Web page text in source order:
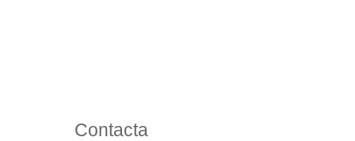
Contacta